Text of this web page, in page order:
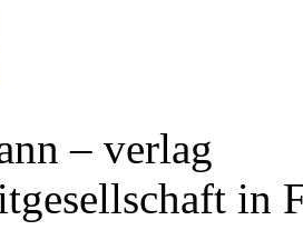
– verlag
in